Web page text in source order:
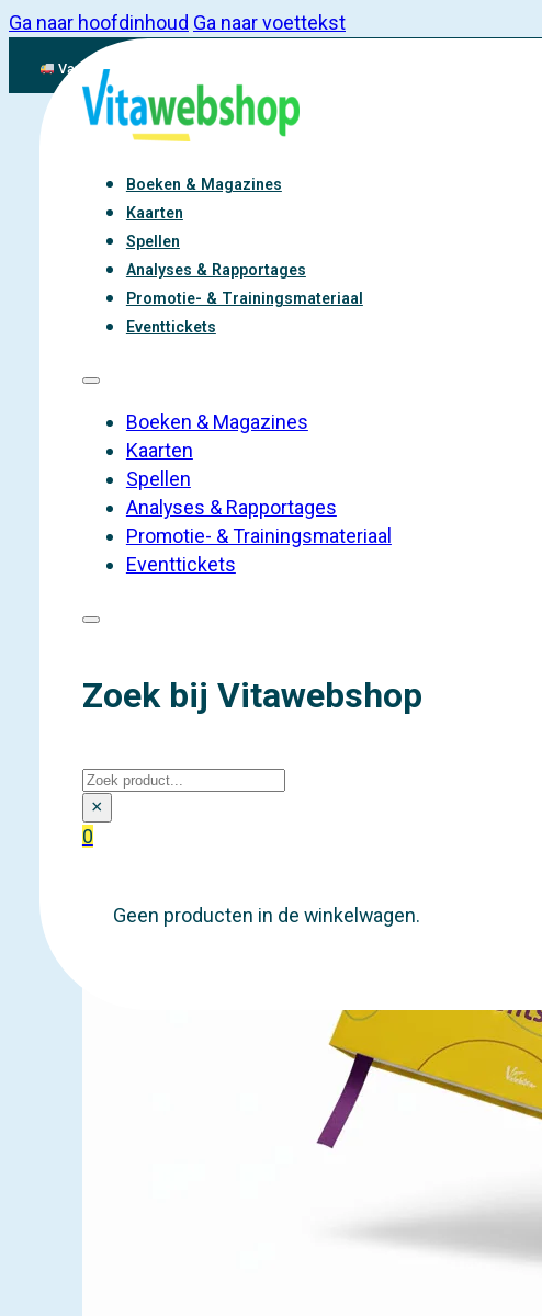
Ga naar hoofdinhoud Ga naar voettekst
Vandaag besteld, binnen 2-3 werkdagen aan de slag met vitaliteit
Boeken & Magazines
Kaarten
Spellen
Analyses & Rapportages
Promotie- & Trainingsmateriaal
Eventtickets
Boeken & Magazines
Kaarten
Spellen
Analyses & Rapportages
Promotie- & Trainingsmateriaal
Eventtickets
Zoek bij Vitawebshop
Zoeken
×
0
Geen producten in de winkelwagen.